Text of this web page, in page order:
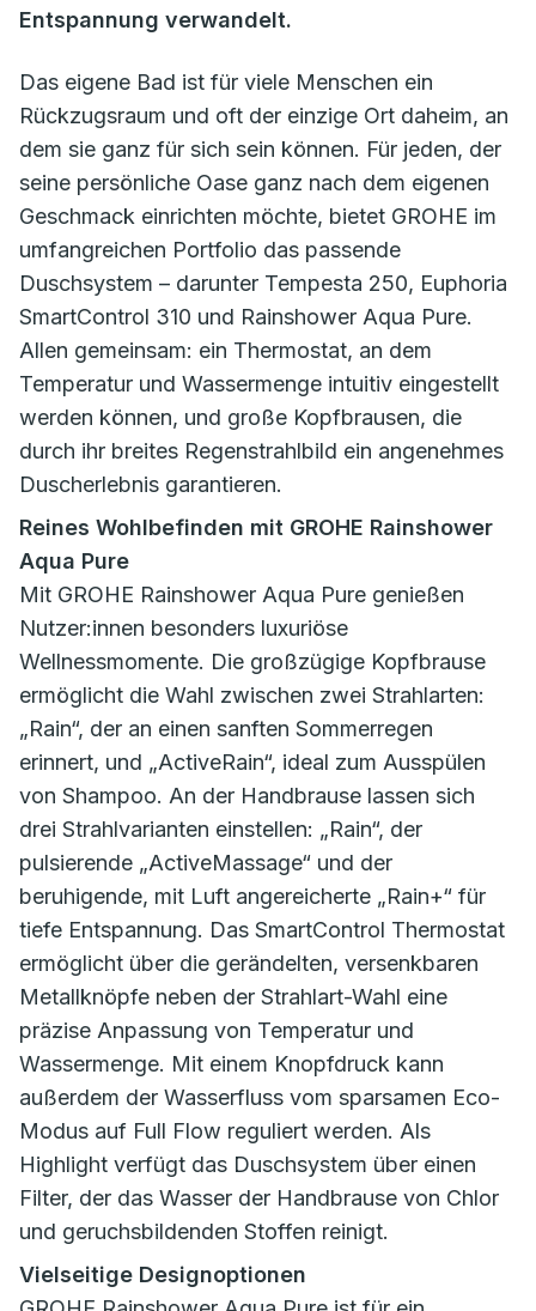
Entspannung verwandelt.
Das eigene Bad ist für viele Menschen ein
Rückzugsraum und oft der einzige Ort daheim, an
dem sie ganz für sich sein können. Für jeden, der
seine persönliche Oase ganz nach dem eigenen
Geschmack einrichten möchte, bietet GROHE im
umfangreichen Portfolio das passende
Duschsystem – darunter Tempesta 250, Euphoria
SmartControl 310 und Rainshower Aqua Pure.
Allen gemeinsam: ein Thermostat, an dem
Temperatur und Wassermenge intuitiv eingestellt
werden können, und große Kopfbrausen, die
durch ihr breites Regenstrahlbild ein angenehmes
Duscherlebnis garantieren.
Reines Wohlbefinden mit GROHE Rainshower
Aqua Pure
Mit GROHE Rainshower Aqua Pure genießen
Nutzer:innen besonders luxuriöse
Wellnessmomente. Die großzügige Kopfbrause
ermöglicht die Wahl zwischen zwei Strahlarten:
„Rain“, der an einen sanften Sommerregen
erinnert, und „ActiveRain“, ideal zum Ausspülen
von Shampoo. An der Handbrause lassen sich
drei Strahlvarianten einstellen: „Rain“, der
pulsierende „ActiveMassage“ und der
beruhigende, mit Luft angereicherte „Rain+“ für
tiefe Entspannung. Das SmartControl Thermostat
ermöglicht über die gerändelten, versenkbaren
Metallknöpfe neben der Strahlart-Wahl eine
präzise Anpassung von Temperatur und
Wassermenge. Mit einem Knopfdruck kann
außerdem der Wasserfluss vom sparsamen Eco-
Modus auf Full Flow reguliert werden. Als
Highlight verfügt das Duschsystem über einen
Filter, der das Wasser der Handbrause von Chlor
und geruchsbildenden Stoffen reinigt.
Vielseitige Designoptionen